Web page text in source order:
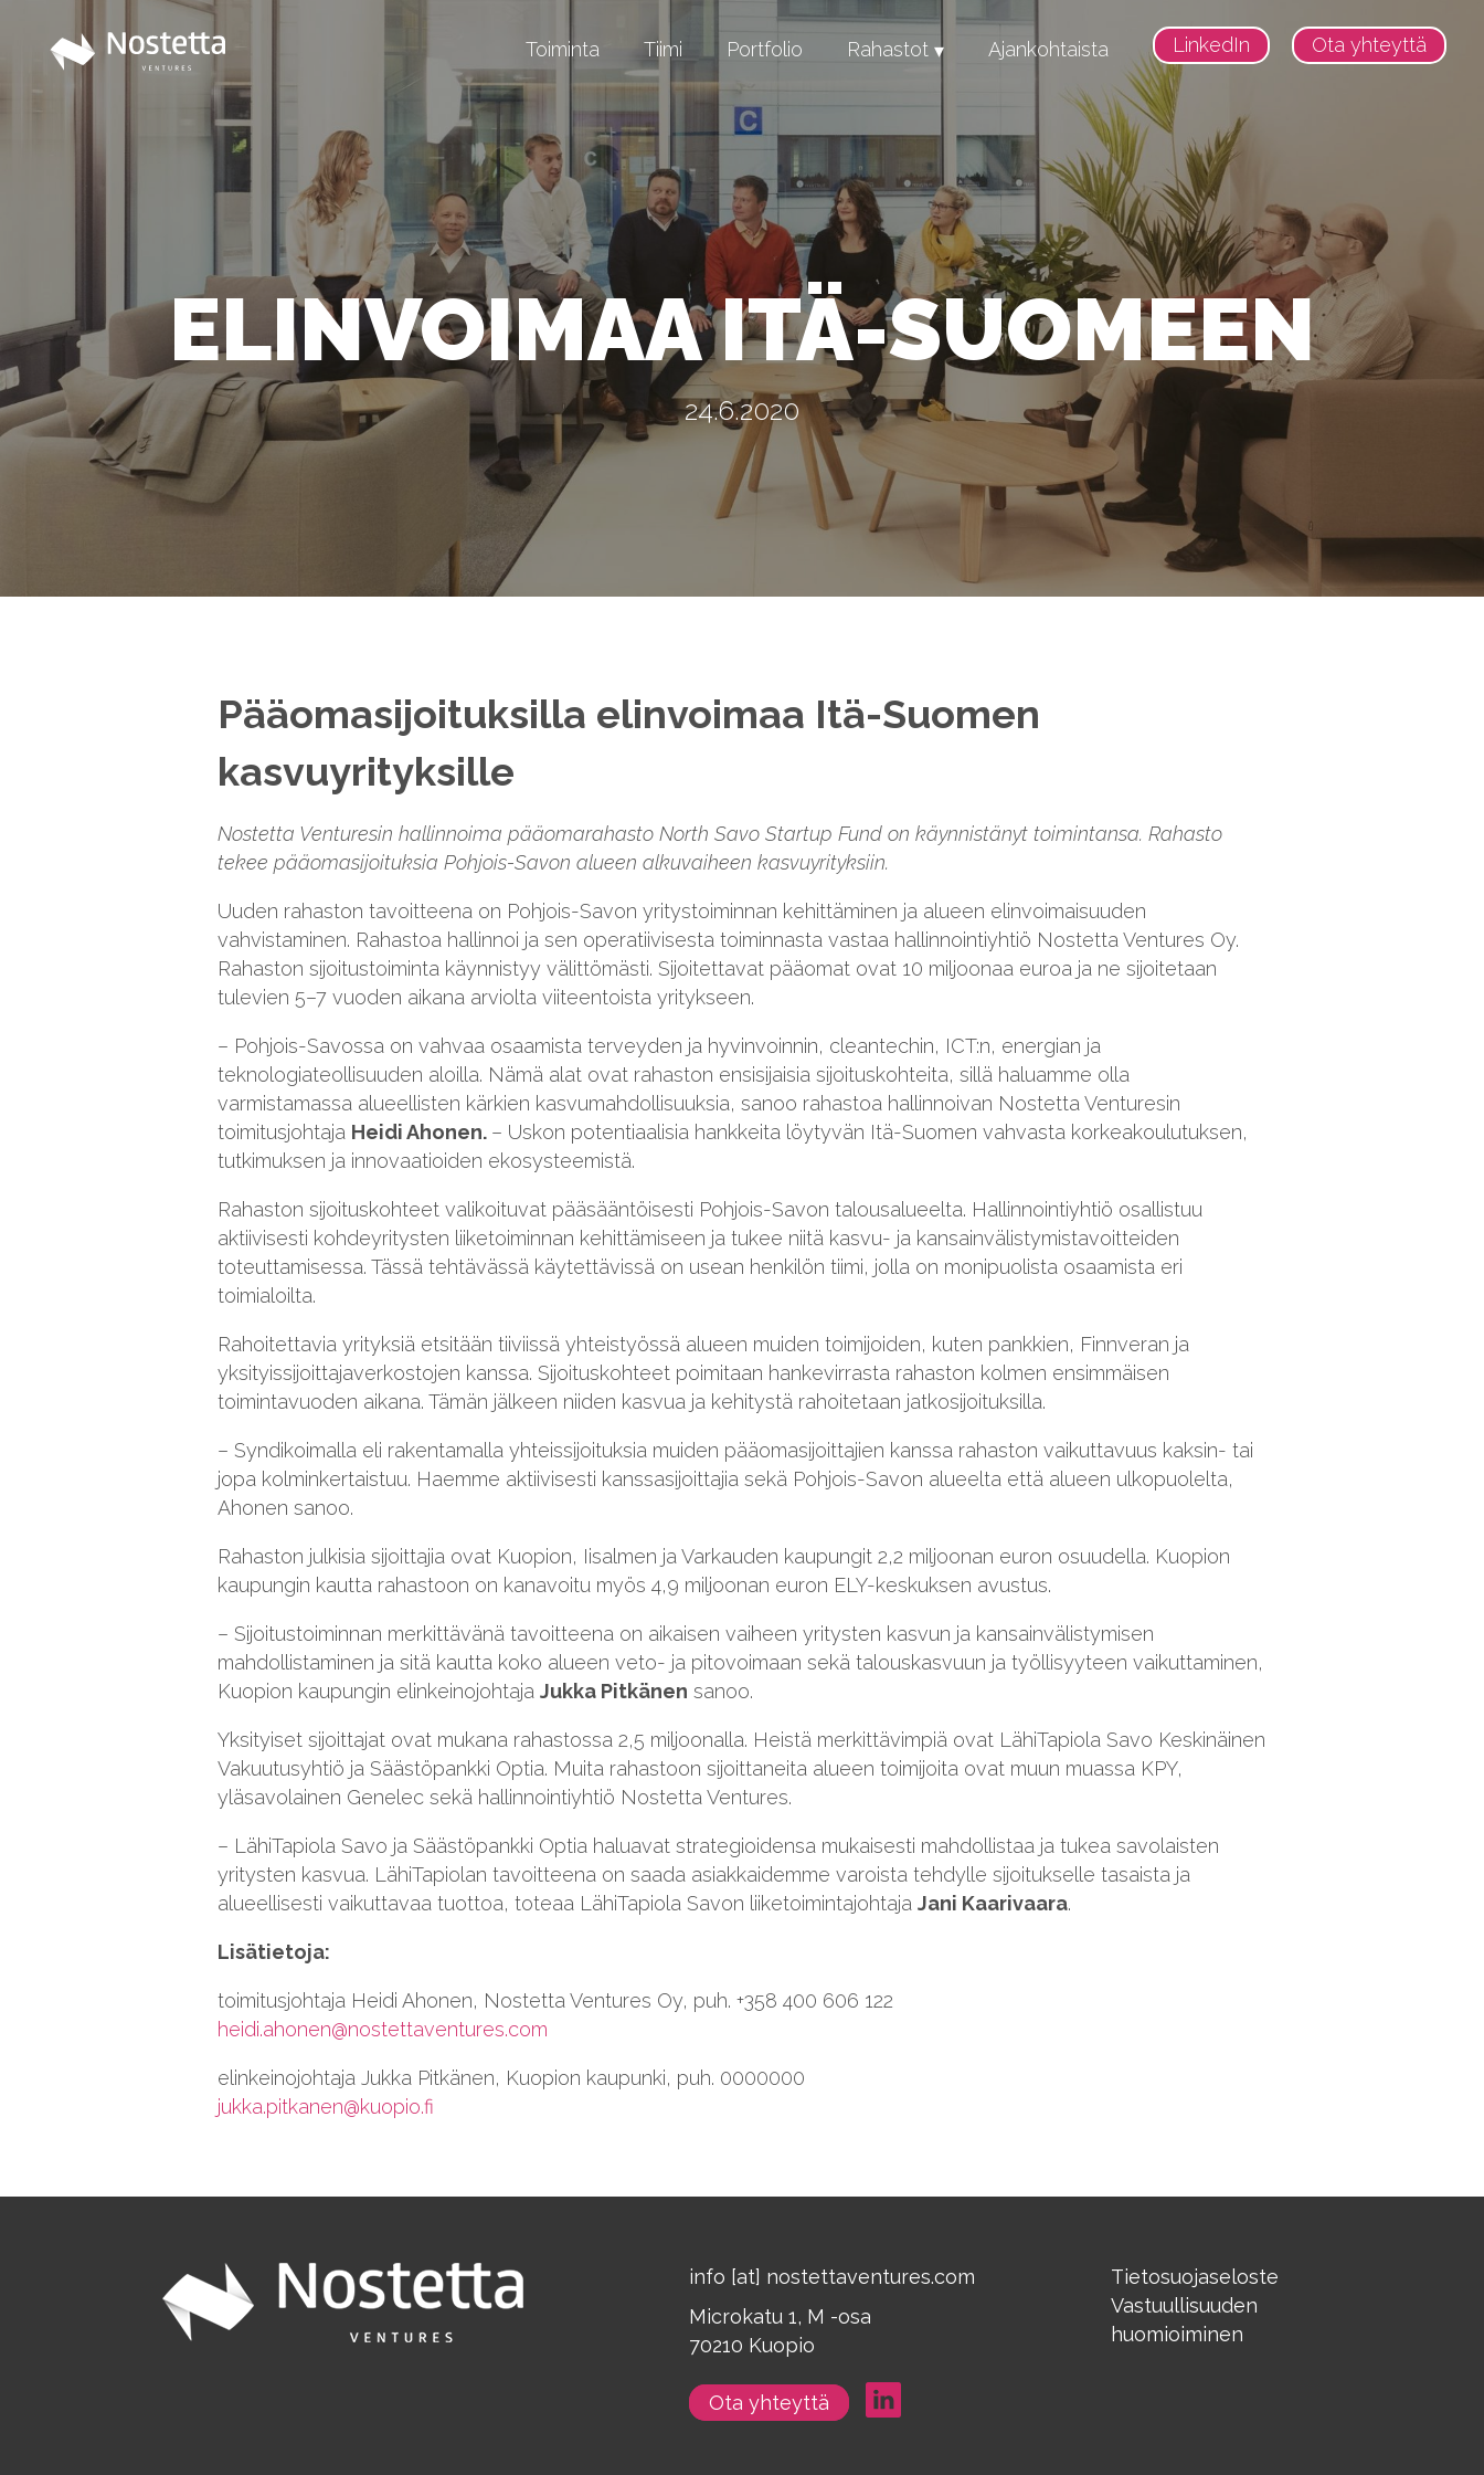
Toiminta Tiimi Portfolio Rahastot
South Karelia Growth Fund
Ajankohtaista LinkedIn Ota yhteyttä
ELINVOIMAA ITÄ-SUOMEEN
24.6.2020
Pääomasijoituksilla elinvoimaa Itä-Suomen
kasvuyrityksille
Nostetta Venturesin hallinnoima pääomarahasto North Savo Startup Fund on käynnistänyt toimintansa. Rahasto
tekee pääomasijoituksia Pohjois-Savon alueen alkuvaiheen kasvuyrityksiin.
Uuden rahaston tavoitteena on Pohjois-Savon yritystoiminnan kehittäminen ja alueen elinvoimaisuuden
vahvistaminen. Rahastoa hallinnoi ja sen operatiivisesta toiminnasta vastaa hallinnointiyhtiö Nostetta Ventures Oy.
Rahaston sijoitustoiminta käynnistyy välittömästi. Sijoitettavat pääomat ovat 10 miljoonaa euroa ja ne sijoitetaan
tulevien 5–7 vuoden aikana arviolta viiteentoista yritykseen.
– Pohjois-Savossa on vahvaa osaamista terveyden ja hyvinvoinnin, cleantechin, ICT:n, energian ja
teknologiateollisuuden aloilla. Nämä alat ovat rahaston ensisijaisia sijoituskohteita, sillä haluamme olla
varmistamassa alueellisten kärkien kasvumahdollisuuksia, sanoo rahastoa hallinnoivan Nostetta Venturesin
toimitusjohtaja Heidi Ahonen. – Uskon potentiaalisia hankkeita löytyvän Itä-Suomen vahvasta korkeakoulutuksen,
tutkimuksen ja innovaatioiden ekosysteemistä.
Rahaston sijoituskohteet valikoituvat pääsääntöisesti Pohjois-Savon talousalueelta. Hallinnointiyhtiö osallistuu
aktiivisesti kohdeyritysten liiketoiminnan kehittämiseen ja tukee niitä kasvu- ja kansainvälistymistavoitteiden
toteuttamisessa. Tässä tehtävässä käytettävissä on usean henkilön tiimi, jolla on monipuolista osaamista eri
toimialoilta.
Rahoitettavia yrityksiä etsitään tiiviissä yhteistyössä alueen muiden toimijoiden, kuten pankkien, Finnveran ja
yksityissijoittajaverkostojen kanssa. Sijoituskohteet poimitaan hankevirrasta rahaston kolmen ensimmäisen
toimintavuoden aikana. Tämän jälkeen niiden kasvua ja kehitystä rahoitetaan jatkosijoituksilla.
– Syndikoimalla eli rakentamalla yhteissijoituksia muiden pääomasijoittajien kanssa rahaston vaikuttavuus kaksin- tai
jopa kolminkertaistuu. Haemme aktiivisesti kanssasijoittajia sekä Pohjois-Savon alueelta että alueen ulkopuolelta,
Ahonen sanoo.
Rahaston julkisia sijoittajia ovat Kuopion, Iisalmen ja Varkauden kaupungit 2,2 miljoonan euron osuudella. Kuopion
kaupungin kautta rahastoon on kanavoitu myös 4,9 miljoonan euron ELY-keskuksen avustus.
– Sijoitustoiminnan merkittävänä tavoitteena on aikaisen vaiheen yritysten kasvun ja kansainvälistymisen
mahdollistaminen ja sitä kautta koko alueen veto- ja pitovoimaan sekä talouskasvuun ja työllisyyteen vaikuttaminen,
Kuopion kaupungin elinkeinojohtaja Jukka Pitkänen sanoo.
Yksityiset sijoittajat ovat mukana rahastossa 2,5 miljoonalla. Heistä merkittävimpiä ovat LähiTapiola Savo Keskinäinen
Vakuutusyhtiö ja Säästöpankki Optia. Muita rahastoon sijoittaneita alueen toimijoita ovat muun muassa KPY,
yläsavolainen Genelec sekä hallinnointiyhtiö Nostetta Ventures.
– LähiTapiola Savo ja Säästöpankki Optia haluavat strategioidensa mukaisesti mahdollistaa ja tukea savolaisten
yritysten kasvua. LähiTapiolan tavoitteena on saada asiakkaidemme varoista tehdylle sijoitukselle tasaista ja
alueellisesti vaikuttavaa tuottoa, toteaa LähiTapiola Savon liiketoimintajohtaja Jani Kaarivaara.
Lisätietoja:
toimitusjohtaja Heidi Ahonen, Nostetta Ventures Oy, puh. +358 400 606 122
heidi.ahonen@nostettaventures.com
elinkeinojohtaja Jukka Pitkänen, Kuopion kaupunki, puh. 0000000
jukka.pitkanen@kuopio.fi
info [at] nostettaventures.com
Microkatu 1, M -osa
70210 Kuopio
Ota yhteyttä
Tietosuojaseloste
Vastuullisuuden
huomioiminen